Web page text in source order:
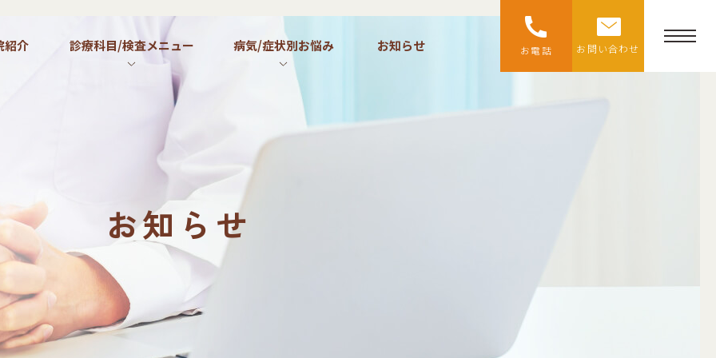
紹介 診療科目/検査メニュー 病気/症状別お悩み お知らせ
お知らせ
お電話 お問い合わせ